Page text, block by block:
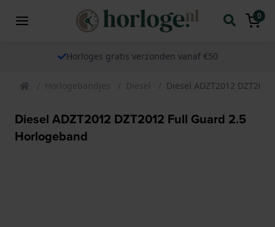
0
Horloges gratis verzonden vanaf €50
Horlogebandjes Diesel Diesel ADZT2012
Diesel ADZT2012 DZT2012 Full Guard 2.5
Horlogeband